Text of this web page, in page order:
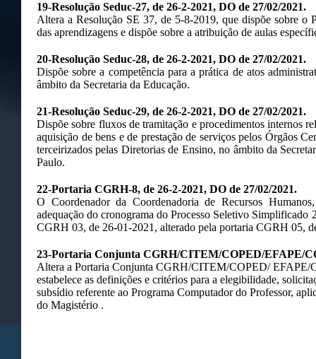
19-Resolução Seduc-27, de 26-2-2021, DO de 27/02/2021.
Altera a Resolução SE 37, de 5-8-2019, que dispõe sobre o
das aprendizagens e dispõe sobre a atribuição de aulas
20-Resolução Seduc-28, de 26-2-2021, DO de 27/02/2021.
Dispõe sobre a competência para a prática de atos
âmbito da Secretaria da Educação.
21-Resolução Seduc-29, de 26-2-2021, DO de 27/02/2021.
Dispõe sobre fluxos de tramitação e procedimentos internos
aquisição de bens e de prestação de serviços pelos Órgãos
terceirizados pelas Diretorias de Ensino, no âmbito da
Paulo.
22-Portaria CGRH-8, de 26-2-2021, DO de 27/02/2021.
O Coordenador da Coordenadoria de Recursos
adequação do cronograma do Processo Seletivo Simplificado
CGRH 03, de 26-01-2021, alterado pela portaria CGRH 05,
23-Portaria Conjunta CGRH/CITEM/COPED/EFAPE/
Altera a Portaria Conjunta CGRH/CITEM/COPED/ EFAPE/
estabelece as definições e critérios para a elegibilidade,
subsídio referente ao Programa Computador do Professor,
do Magistério .